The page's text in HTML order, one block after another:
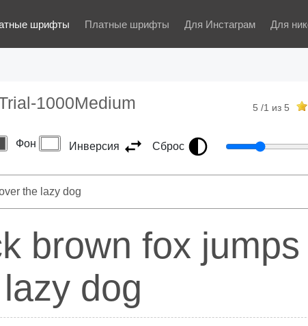
шрифты Платные шрифты Для Инстаграм Для
1000Medium 5 /1 из 5
Фон Инверсия Сброс
brown fox jumps
dog